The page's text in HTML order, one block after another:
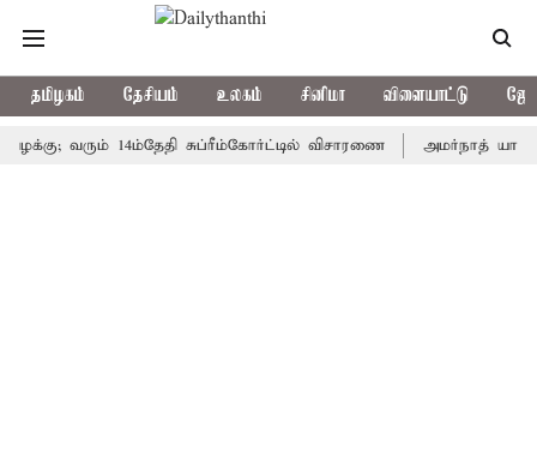
தமிழகம் தேசியம் உலகம் சினிமா விளையாட்டு
வரும் 14ம்தேதி சுப்ரீம்கோர்ட்டில் விசாரணை அமர்நாத் யாத்திரை